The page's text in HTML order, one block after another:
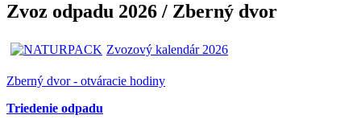
Zvoz odpadu 2026 / Zberný dvor
Zvozový kalendár 2026
Zberný dvor - otváracie hodiny
Triedenie odpadu